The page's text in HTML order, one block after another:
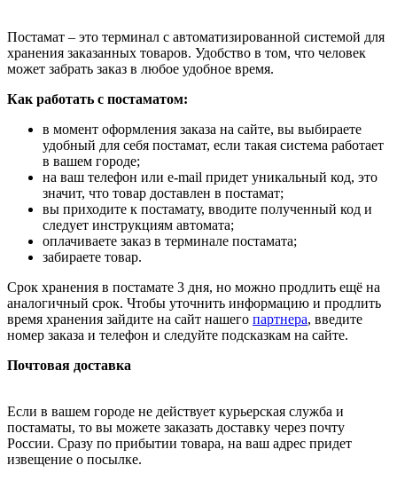
Постамат – это терминал с автоматизированной системой для
хранения заказанных товаров. Удобство в том, что человек
может забрать заказ в любое удобное время.
Как работать с постаматом:
в момент оформления заказа на сайте, вы выбираете
удобный для себя постамат, если такая система работает
в вашем городе;
на ваш телефон или e-mail придет уникальный код, это
значит, что товар доставлен в постамат;
вы приходите к постамату, вводите полученный код и
следует инструкциям автомата;
оплачиваете заказ в терминале постамата;
забираете товар.
Срок хранения в постамате 3 дня, но можно продлить ещё на
аналогичный срок. Чтобы уточнить информацию и продлить
время хранения зайдите на сайт нашего партнера, введите
номер заказа и телефон и следуйте подсказкам на сайте.
Почтовая доставка
Если в вашем городе не действует курьерская служба и
постаматы, то вы можете заказать доставку через почту
России. Сразу по прибытии товара, на ваш адрес придет
извещение о посылке.